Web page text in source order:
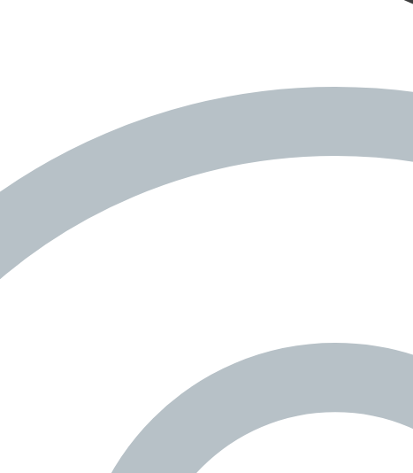
Lev vstupuje
na scénu...
OBJEVOVAT